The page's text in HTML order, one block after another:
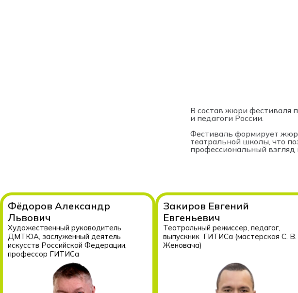
В состав жюри фестиваля
и педагоги России.
Фестиваль формирует
театральной школы, что
профессиональный взгляд
Фёдоров Александр
Львович
Художественный руководитель
ДМТЮА, заслуженный деятель
искусств Российской Федерации,
профессор ГИТИСа
Закиров Евгений
Евгеньевич
Театральный режиссер, педагог,
выпускник ГИТИСа (мастерская С. В.
Женовача)